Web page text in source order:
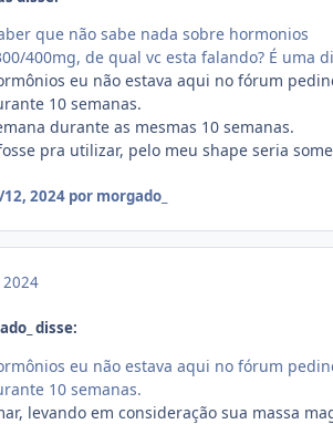
que não sabe nada sobre hormonios
400mg, de qual vc esta falando? É uma
eu não estava aqui no fórum
10 semanas.
durante as mesmas 10 semanas.
pra utilizar, pelo meu shape seria
12, 2024 por morgado_
2024
disse:
eu não estava aqui no fórum
10 semanas.
levando em consideração sua massa